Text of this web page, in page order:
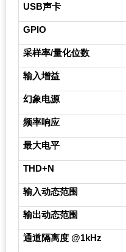
USB声卡
GPIO
采样率/量化位数
输入增益
幻象电源
频率响应
最大电平
THD+N
输入动态范围
输出动态范围
通道隔离度 @1kHz